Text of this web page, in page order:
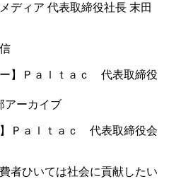
ディア 代表取締役社長 末田
アーカイブ
】Ｐａｌｔａｃ 代表取締役会
者ひいては社会に貢献したい